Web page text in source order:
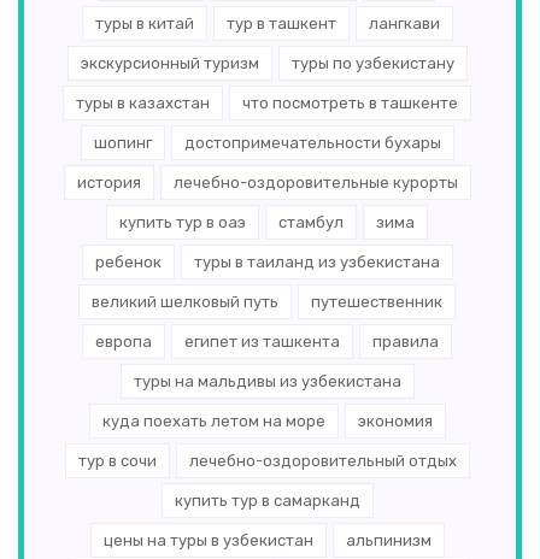
туры в китай тур в ташкент лангкави
экскурсионный туризм туры по узбекистану
туры в казахстан что посмотреть в ташкенте
шопинг достопримечательности бухары
история лечебно-оздоровительные курорты
купить тур в оаэ стамбул зима
ребенок туры в таиланд из узбекистана
великий шелковый путь путешественник
европа египет из ташкента правила
туры на мальдивы из узбекистана
куда поехать летом на море экономия
тур в сочи лечебно-оздоровительный отдых
купить тур в самарканд
цены на туры в узбекистан альпинизм